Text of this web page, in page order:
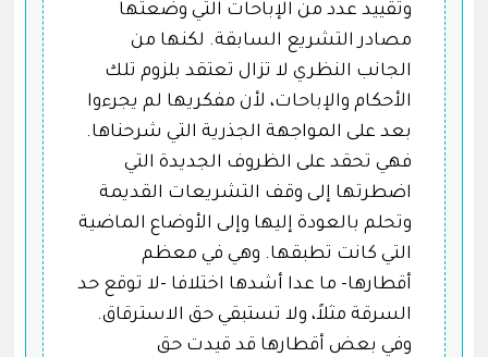
وتقييد عدد من الإباحات التي وضعتها
مصادر التشريع السابقة. لكنها من
الجانب النظري لا تزال تعتقد بلزوم تلك
الأحكام والإباحات، لأن مفكريها لم يجرءوا
بعد على المواجهة الجذرية التي شرحناها.
فهي تحقد على الظروف الجديدة التي
اضطرتها إلى وقف التشريعات القديمة
وتحلم بالعودة إليها وإلى الأوضاع الماضية
التي كانت تطبقها. وهي في معظم
أقطارها- ما عدا أشدها اختلافا -لا توقع حد
السرقة مثلاً، ولا تستبقي حق الاسترقاق.
وفي بعض أقطارها قد قيدت حق